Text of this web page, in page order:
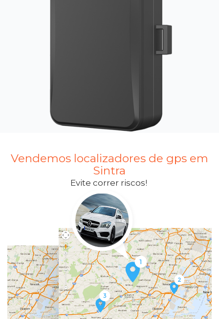
Vendemos localizadores de gps em
Sintra
Evite correr riscos!